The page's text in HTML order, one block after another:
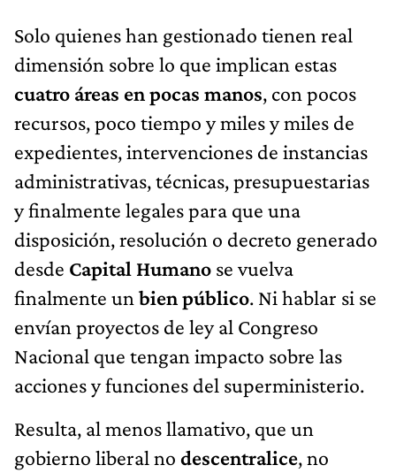
Solo quienes han gestionado tienen real
dimensión sobre lo que implican estas
cuatro áreas en pocas manos, con pocos
recursos, poco tiempo y miles y miles de
expedientes, intervenciones de instancias
administrativas, técnicas, presupuestarias
y finalmente legales para que una
disposición, resolución o decreto generado
desde Capital Humano se vuelva
finalmente un bien público. Ni hablar si se
envían proyectos de ley al Congreso
Nacional que tengan impacto sobre las
acciones y funciones del superministerio.
Resulta, al menos llamativo, que un
gobierno liberal no descentralice, no